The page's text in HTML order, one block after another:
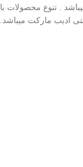
. تنوع محصولات با
ادیب مارکت میباشد.